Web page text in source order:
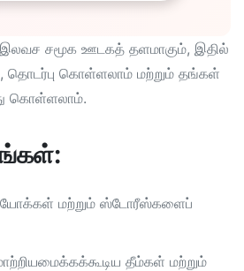
இலவச சமூக ஊடகத் தளமாகும், இதில்
கொள்ளலாம் மற்றும் தங்கள்
கொள்ளலாம்.
மற்றும் ஸ்டோரீஸ்களைப்
தீம்கள் மற்றும்